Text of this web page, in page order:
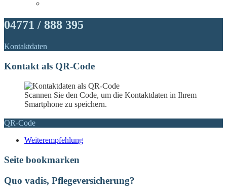
04771 / 888 395
Kontaktdaten
Kontakt als QR-Code
Scannen Sie den Code, um die Kontaktdaten in Ihrem
Smartphone zu speichern.
QR-Code
Weiterempfehlung
Seite bookmarken
Quo vadis, Pflegeversicherung?